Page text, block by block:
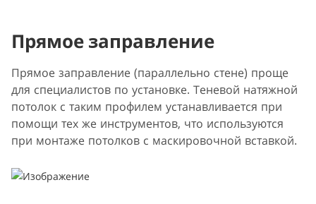
Прямое заправление
Прямое заправление (параллельно стене) проще
для специалистов по установке. Теневой натяжной
потолок с таким профилем устанавливается при
помощи тех же инструментов, что используются
при монтаже потолков с маскировочной вставкой.